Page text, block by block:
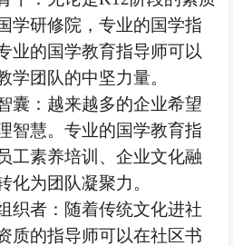
学研修院，专业的国学指
业的国学教育指导师可以
学团队的中坚力量。
囊：越来越多的企业希望
智慧。专业的国学教育指
工素养培训、企业文化融
化为团队凝聚力。
织者：随着传统文化进社
质的指导师可以在社区书